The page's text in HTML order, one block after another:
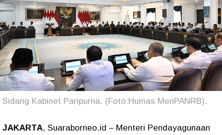
Sidang Kabinet Paripurna. (Foto:Humas MenPANRB).
JAKARTA, Suaraborneo.id – Menteri Pendayagunaan